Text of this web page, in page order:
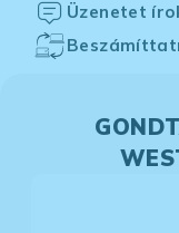
Üzenetet